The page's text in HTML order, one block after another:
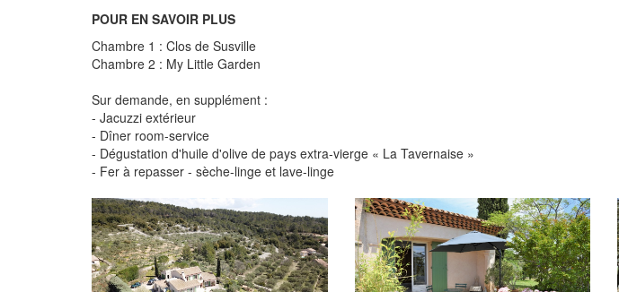
POUR EN SAVOIR PLUS
Chambre 1 : Clos de Susville
Chambre 2 : My Little Garden
Sur demande, en supplément :
- Jacuzzi extérieur
- Dîner room-service
- Dégustation d'huile d'olive de pays extra-vierge « La Tavernaise »
- Fer à repasser - sèche-linge et lave-linge